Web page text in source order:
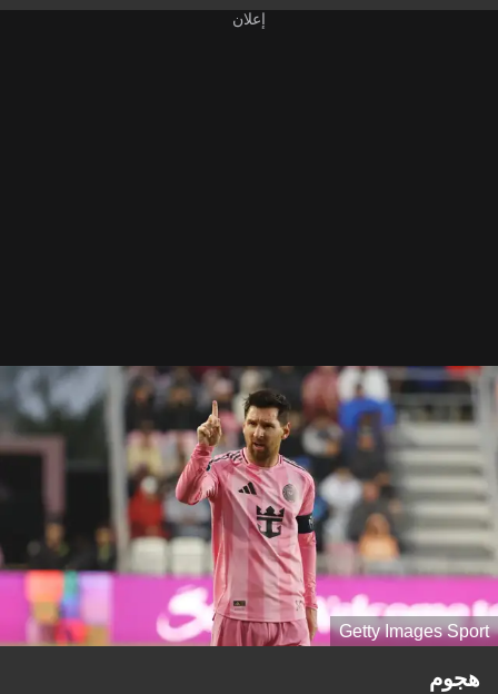
Getty Images Sport
هجوم